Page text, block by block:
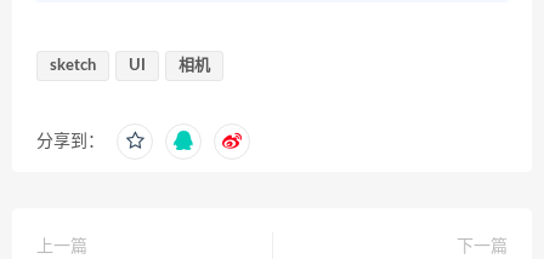
sketch UI 相机
分享到：
上一篇
下一篇